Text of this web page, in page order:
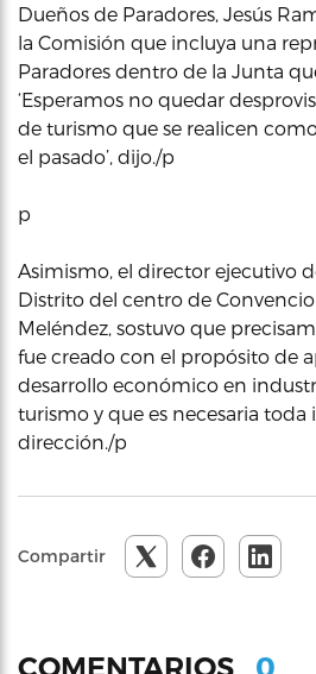
Dueños de Paradores, Jesús
la Comisión que incluya una
Paradores dentro de la Junta
‘Esperamos no quedar
de turismo que se realicen
el pasado’, dijo./p
p
Asimismo, el director ejecutivo
Distrito del centro de
Meléndez, sostuvo que
fue creado con el propósito de
desarrollo económico en
turismo y que es necesaria toda
dirección./p
Compartir
0